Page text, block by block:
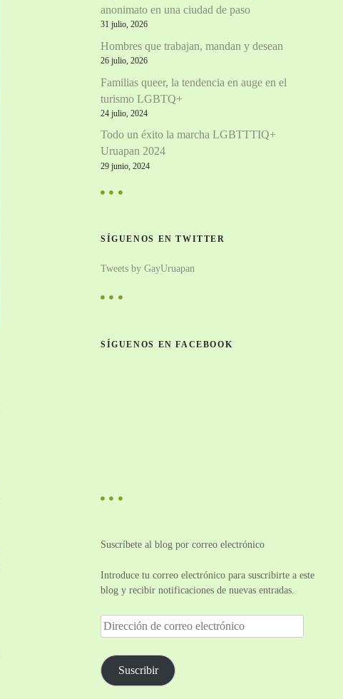
anonimato en una ciudad de paso
31 julio, 2026
Hombres que trabajan, mandan y desean
26 julio, 2026
Familias queer, la tendencia en auge en el
turismo LGBTQ+
24 julio, 2024
Todo un éxito la marcha LGBTTTIQ+
Uruapan 2024
29 junio, 2024
SÍGUENOS EN TWITTER
Tweets by GayUruapan
SÍGUENOS EN FACEBOOK
Suscríbete al blog por correo electrónico
Introduce tu correo electrónico para suscribirte a este
blog y recibir notificaciones de nuevas entradas.
D
i
e
c
Suscribir